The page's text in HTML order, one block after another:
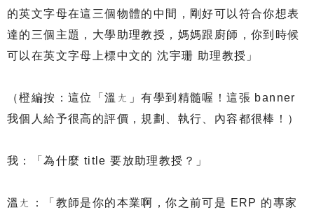
的英文字母在這三個物體的中間，剛好可以符合你想表
達的三個主題，大學助理教授，媽媽跟廚師，你到時候
可以在英文字母上標中文的 沈宇珊 助理教授」
（橙編按：這位「溫ㄤ」有學到精髓喔！這張 banner
我個人給予很高的評價，規劃、執行、內容都很棒！）
我：「為什麼 title 要放助理教授？」
溫ㄤ：「教師是你的本業啊，你之前可是 ERP 的專家